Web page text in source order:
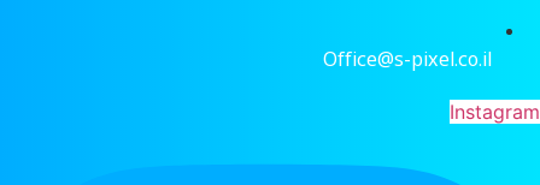
Office@s-pixel.co.il
Instagram